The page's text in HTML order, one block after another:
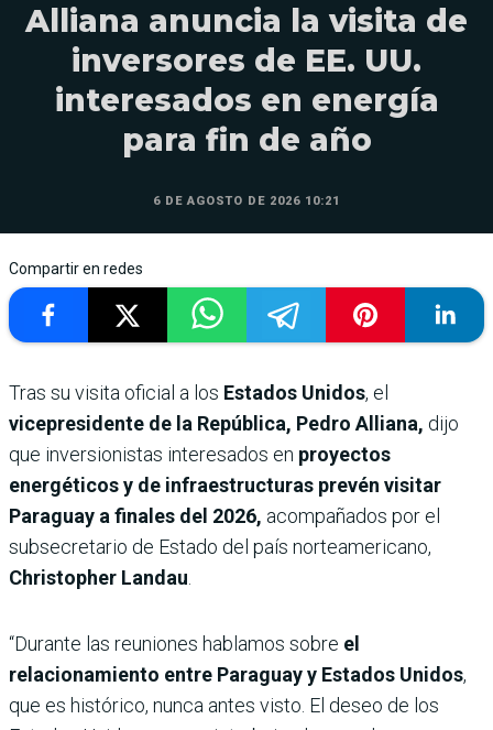
Alliana anuncia la visita de
inversores de EE. UU.
interesados en energía
para fin de año
6 DE AGOSTO DE 2026 10:21
Compartir en redes
Tras su visita oficial a los Estados Unidos, el
vicepresidente de la República, Pedro Alliana, dijo
que inversionistas interesados en proyectos
energéticos y de infraestructuras prevén visitar
Paraguay a finales del 2026, acompañados por el
subsecretario de Estado del país norteamericano,
Christopher Landau
“Durante las reuniones hablamos sobre el
relacionamiento entre Paraguay y Estados Unidos,
que es histórico, nunca antes visto. El deseo de los